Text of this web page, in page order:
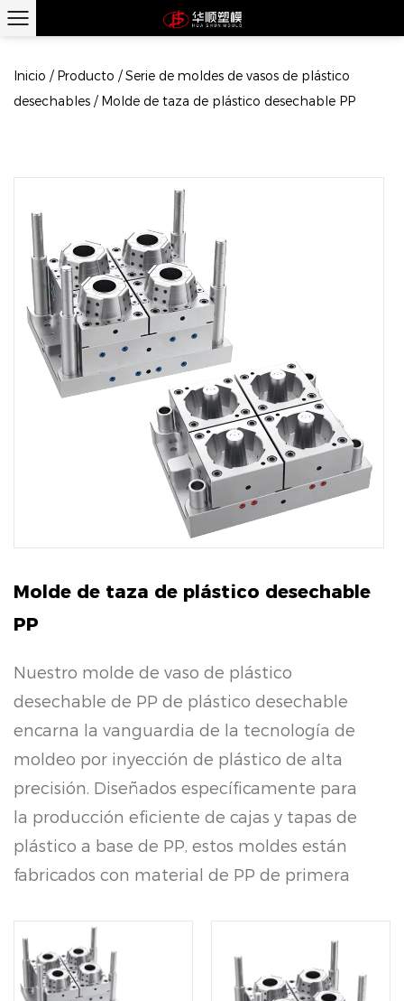
Inicio / Producto /Serie de moldes de vasos de plástico
desechables / Molde de taza de plástico desechable PP
Molde de taza de plástico desechable
PP
Nuestro molde de vaso de plástico
desechable de PP de plástico desechable
encarna la vanguardia de la tecnología de
moldeo por inyección de plástico de alta
precisión. Diseñados específicamente para
la producción eficiente de cajas y tapas de
plástico a base de PP, estos moldes están
fabricados con material de PP de primera
confiabilidad durante extensos ciclos de
fabricación. Con un ciclo de moldeo rápido
de solo 6 segundos o de 6 a 8 segundos,